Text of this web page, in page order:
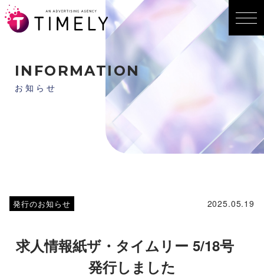
INFORMATION
お知らせ
発行のお知らせ 2025.05.19
求人情報紙ザ・タイムリー 5/18号
発行しました